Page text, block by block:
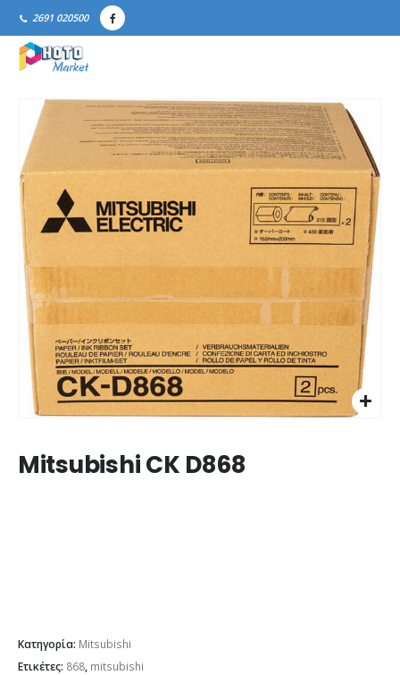
2691 020500
Mitsubishi CK D868
Κατηγορία: Mitsubishi
Ετικέτες: 868, mitsubishi